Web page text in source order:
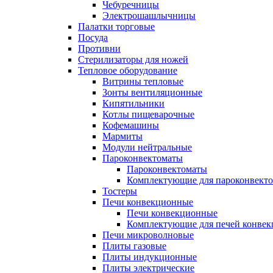
Чебуречницы
Электрошашлычницы
Палатки торговые
Посуда
Противни
Стерилизаторы для ножей
Тепловое оборудование
Витрины тепловые
Зонты вентиляционные
Кипятильники
Котлы пищеварочные
Кофемашины
Мармиты
Модули нейтральные
Пароконвектоматы
Пароконвектоматы
Комплектующие для
Тостеры
Печи конвекционные
Печи конвекционные
Комплектующие для печей
Печи микроволновые
Плиты газовые
Плиты индукционные
Плиты электрические